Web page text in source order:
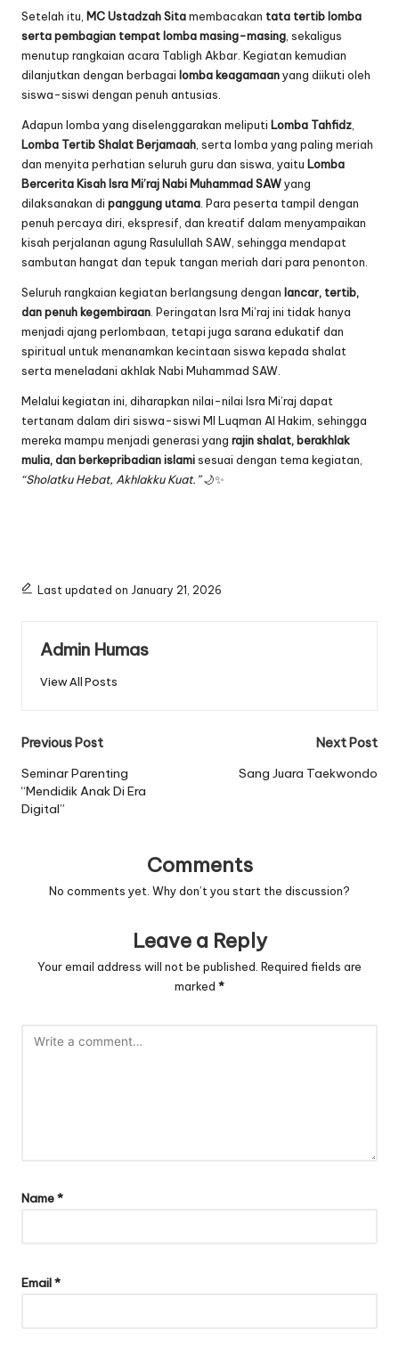
Setelah itu, MC Ustadzah Sitamembacakan tata tertib lomba
serta pembagian tempat lomba masing-masing , sekaligus
menutup rangkaian acara Tabligh Akbar. Kegiatan kemudian
dilanjutkan dengan berbagai lomba keagamaanyang diikuti oleh
siswa-siswi dengan penuh antusias.
Adapun lomba yang diselenggarakan meliputi Lomba Tahfidz
Lomba Tertib Shalat Berjamaah , serta lomba yang paling meriah
dan menyita perhatian seluruh guru dan siswa, yaitu Lomba
Bercerita Kisah Isra Mi’raj Nabi Muhammad SAWyang
dilaksanakan di panggung utama . Para peserta tampil dengan
penuh percaya diri, ekspresif, dan kreatif dalam menyampaikan
kisah perjalanan agung Rasulullah SAW, sehingga mendapat
sambutan hangat dan tepuk tangan meriah dari para penonton.
Seluruh rangkaian kegiatan berlangsung dengan lancar, tertib,
dan penuh kegembiraan . Peringatan Isra Mi’raj ini tidak hanya
menjadi ajang perlombaan, tetapi juga sarana edukatif dan
spiritual untuk menanamkan kecintaan siswa kepada shalat
serta meneladani akhlak Nabi Muhammad SAW.
Melalui kegiatan ini, diharapkan nilai-nilai Isra Mi’raj dapat
tertanam dalam diri siswa-siswi MI Luqman Al Hakim, sehingga
mereka mampu menjadi generasi yang rajin shalat, berakhlak
mulia, dan berkepribadian islamisesuai dengan tema kegiatan,
“Sholatku Hebat, Akhlakku Kuat.”🌙✨
Last updated on January 21, 2026
Admin Humas
View All Posts
Post
navigation
Previous Post
Seminar Parenting
“Mendidik Anak Di Era
Digital”
Next Post
Sang Juara Taekwondo
Comments
No comments yet. Why don’t you start the discussion?
Leave a Reply
Your email address will not be published. Required fields are
marked *
Name*
Email*